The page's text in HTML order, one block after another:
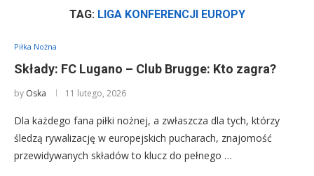
TAG: LIGA KONFERENCJI EUROPY
Piłka Nożna
Składy: FC Lugano – Club Brugge: Kto zagra?
by Oska 11 lutego, 2026
Dla każdego fana piłki nożnej, a zwłaszcza dla tych, którzy
śledzą rywalizację w europejskich pucharach, znajomość
przewidywanych składów to klucz do pełnego …